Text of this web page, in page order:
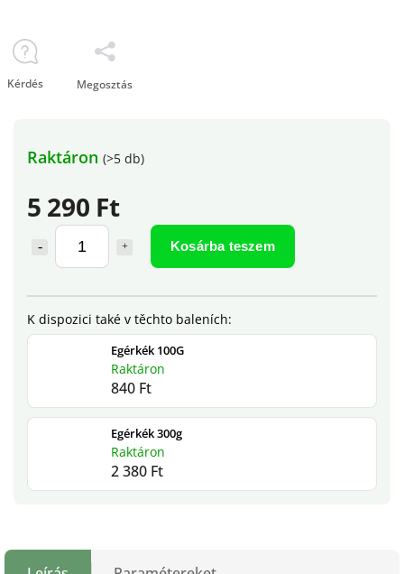
5 290 Ft
Kosárba teszem
Egérkék 100G
Raktáron
840 Ft
Egérkék 300g
Raktáron
2 380 Ft
Raktáron (>5 db)
Kérdés Megosztás